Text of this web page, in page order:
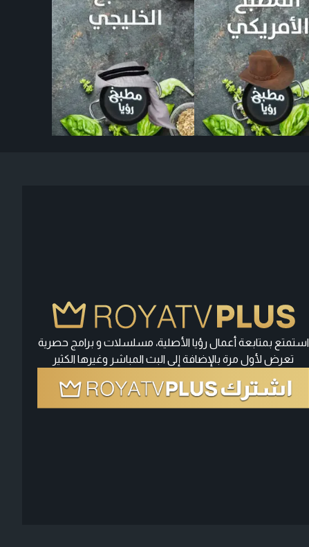
استمتع بمتابعة أعمال رؤيا الأصلية، مسلسلات و برامج حصرية
تعرض لأول مرة بالإضافة إلى البث المباشر وغيرها الكثير